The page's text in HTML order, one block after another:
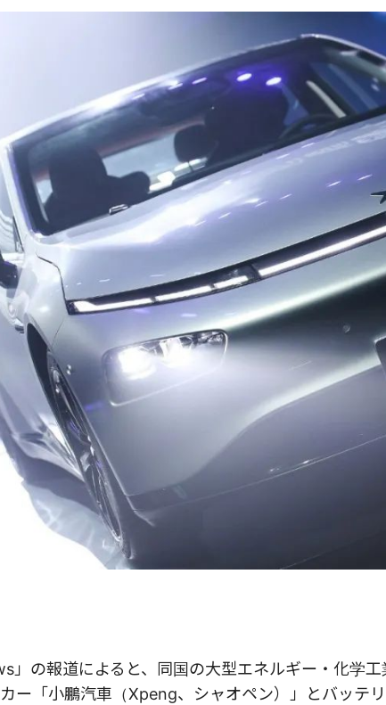
」の報道によると、同国の大型エネルギー・化学
ー「小鵬汽車（Xpeng、シャオペン）」とバッテリ